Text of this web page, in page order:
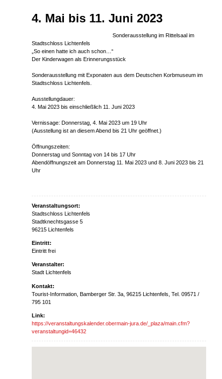
4. Mai bis 11. Juni 2023
Sonderausstellung im Rittelsaal im
Stadtschloss Lichtenfels
„So einen hatte ich auch schon…“
Der Kinderwagen als Erinnerungsstück
Sonderausstellung mit Exponaten aus dem Deutschen Korbmuseum im
Stadtschloss Lichtenfels.
Ausstellungdauer:
4. Mai 2023 bis einschließlich 11. Juni 2023
Vernissage: Donnerstag, 4. Mai 2023 um 19 Uhr
(Ausstellung ist an diesem Abend bis 21 Uhr geöffnet.)
Öffnungszeiten:
Donnerstag und Sonntag von 14 bis 17 Uhr
Abendöffnungszeit am Donnerstag 11. Mai 2023 und 8. Juni 2023 bis 21
Uhr
Veranstaltungsort:
Stadtschloss Lichtenfels
Stadtknechtsgasse 5
96215 Lichtenfels
Eintritt:
Eintritt frei
Veranstalter:
Stadt Lichtenfels
Kontakt:
Tourist-Information, Bamberger Str. 3a, 96215 Lichtenfels, Tel. 09571 /
795 101
Link:
https://veranstaltungskalender.obermain-jura.de/_plaza/main.cfm?
veranstaltungid=46432